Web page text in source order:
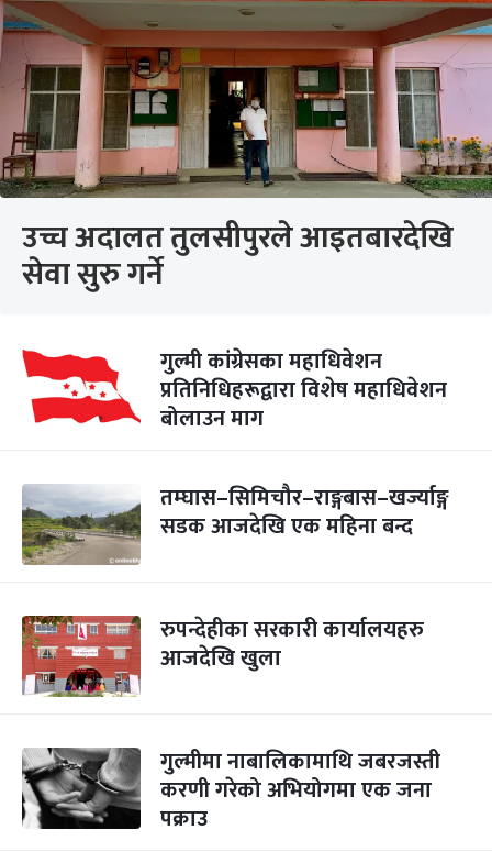
उच्च अदालत तुलसीपुरले आइतबारदेखि
सेवा सुरु गर्ने
गुल्मी कांग्रेसका महाधिवेशन
प्रतिनिधिहरूद्वारा विशेष महाधिवेशन
बोलाउन माग
तम्घास–सिमिचौर–राङ्गबास–खर्ज्याङ्ग
सडक आजदेखि एक महिना बन्द
रुपन्देहीका सरकारी कार्यालयहरु
आजदेखि खुला
गुल्मीमा नाबालिकामाथि जबरजस्ती
करणी गरेको अभियोगमा एक जना
पक्राउ